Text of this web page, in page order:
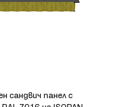
сандвич панел с